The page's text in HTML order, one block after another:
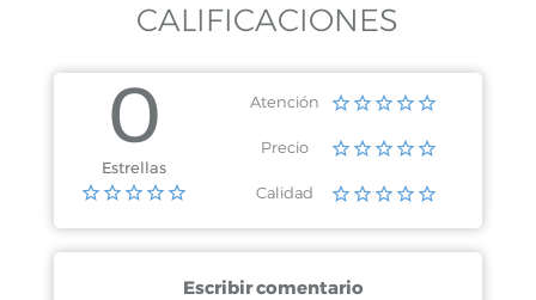
CALIFICACIONES
0
Estrellas
Atención
Precio
Calidad
Escribir comentario